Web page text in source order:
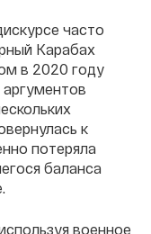
часто
Карабах
в 2020 году
к
потеряла
баланса
военное